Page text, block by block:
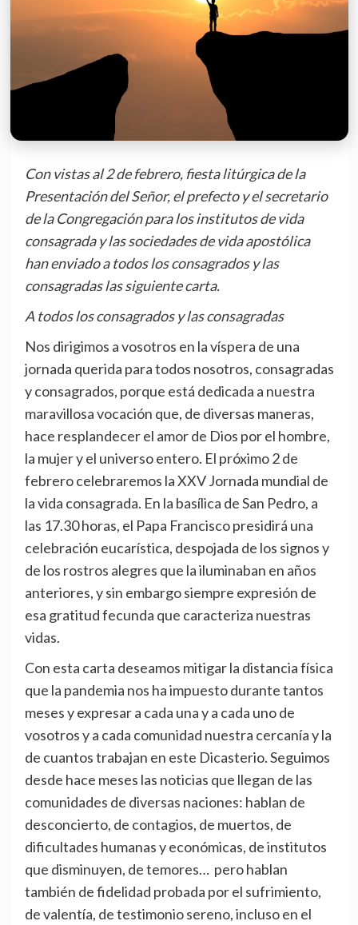
Con vistas al 2 de febrero, fiesta litúrgica de la
Presentación del Señor, el prefecto y el secretario
de la Congregación para los institutos de vida
consagrada y las sociedades de vida apostólica
han enviado a todos los consagrados y las
consagradas las siguiente carta.
A todos los consagrados y las consagradas
Nos dirigimos a vosotros en la víspera de una
jornada querida para todos nosotros, consagradas
y consagrados, porque está dedicada a nuestra
maravillosa vocación que, de diversas maneras,
hace resplandecer el amor de Dios por el hombre,
la mujer y el universo entero. El próximo 2 de
febrero celebraremos la XXV Jornada mundial de
la vida consagrada. En la basílica de San Pedro, a
las 17.30 horas, el Papa Francisco presidirá una
celebración eucarística, despojada de los signos y
de los rostros alegres que la iluminaban en años
anteriores, y sin embargo siempre expresión de
esa gratitud fecunda que caracteriza nuestras
vidas.
Con esta carta deseamos mitigar la distancia física
que la pandemia nos ha impuesto durante tantos
meses y expresar a cada una y a cada uno de
vosotros y a cada comunidad nuestra cercanía y la
de cuantos trabajan en este Dicasterio. Seguimos
desde hace meses las noticias que llegan de las
comunidades de diversas naciones: hablan de
desconcierto, de contagios, de muertos, de
dificultades humanas y económicas, de institutos
que disminuyen, de temores… pero hablan
también de fidelidad probada por el sufrimiento,
de valentía, de testimonio sereno, incluso en el